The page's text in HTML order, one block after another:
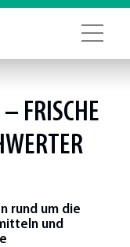
– FRISCHE
rund um die
und